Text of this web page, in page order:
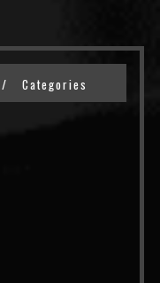
Categories